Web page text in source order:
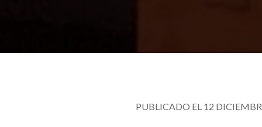
PUBLICADO EL 12